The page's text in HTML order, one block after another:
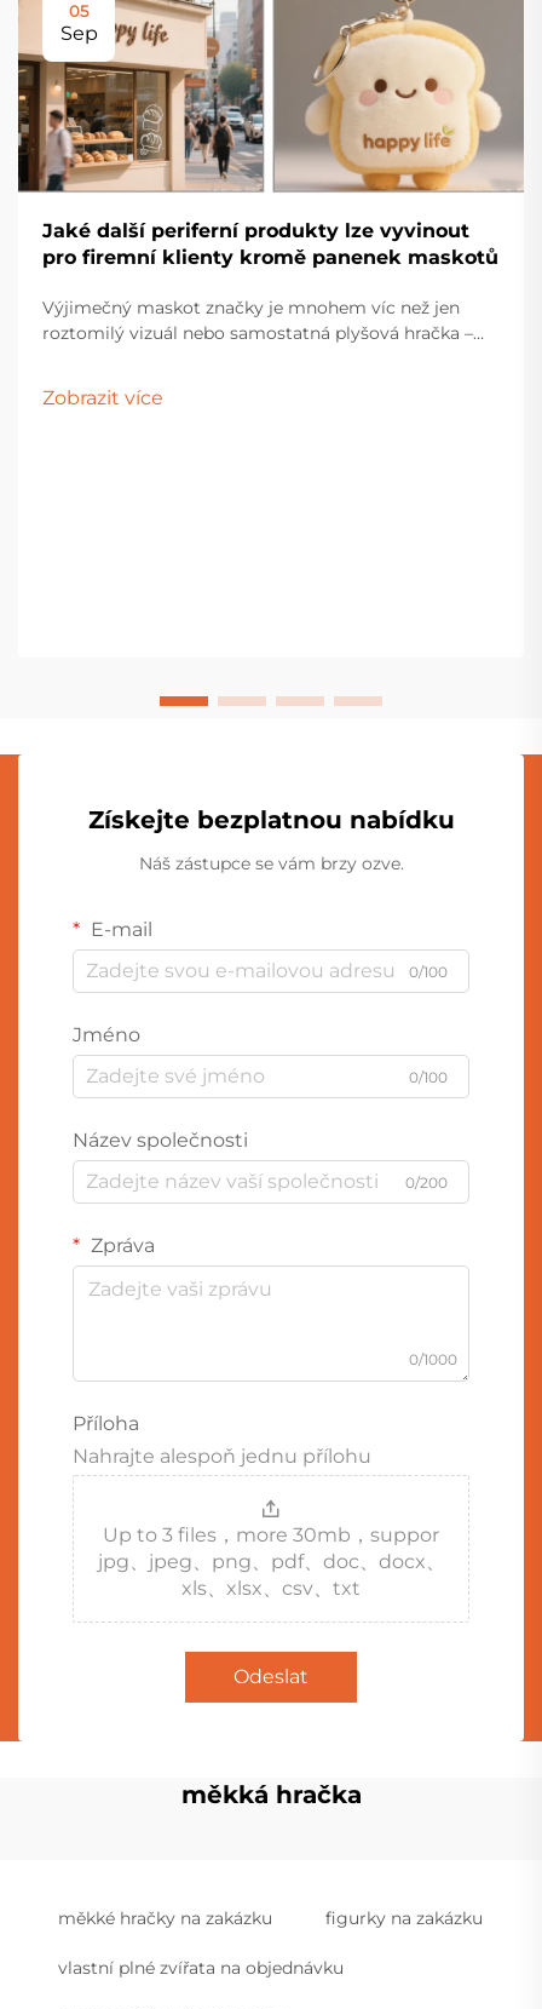
05
Sep
Jaké další periferní produkty lze vyvinout
pro firemní klienty kromě panenek maskotů
Výjimečný maskot značky je mnohem víc než jen
roztomilý vizuál nebo samostatná plyšová hračka –
příznivci. Vytvořením rozmanité škály periferních...
Zobrazit více
Získejte bezplatnou nabídku
Náš zástupce se vám brzy ozve.
E-mail
0/100
Jméno
0/100
Název společnosti
0/200
Zpráva
0/1000
Příloha
Nahrajte alespoň jednu přílohu
Up to 3 files，more 30mb，suppor
jpg、jpeg、png、pdf、doc、docx、
xls、xlsx、csv、txt
Odeslat
měkká hračka
měkké hračky na zakázku figurky na zakázku
vlastní plné zvířata na objednávku